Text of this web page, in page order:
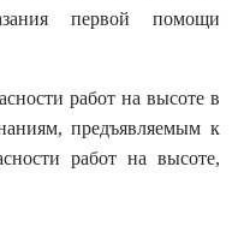
первой помощи
работ на высоте в
предъявляемым к
работ на высоте,